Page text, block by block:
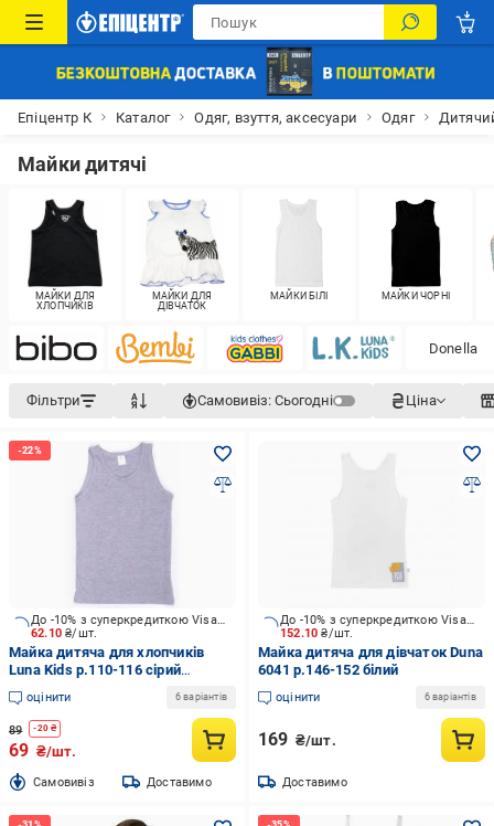
Епіцентр К Каталог Одяг, взуття, аксесуари Одяг
Майки дитячі
МАЙКИ ДЛЯ
ХЛОПЧИКІВ
МАЙКИ ДЛЯ
ДІВЧАТОК
МАЙКИ БІЛІ МАЙКИ ЧОРНІ
Donella
Фільтри Самовивіз: Сьогодні Ціна
62.10₴/шт.
До -10% з суперкредиткою Visa Вигода
Майка дитяча для хлопчиків
Luna Kids р.110-116 сірий
меланж MOR-2-1218/сірий
меланж/110-11
оцінити 6 варіантів
89 -20 ₴
69 ₴/шт.
Cамовивіз Доставимо
152.10₴/шт.
До -10% з суперкредиткою Visa Вигода
Майка дитяча для дівчаток Duna
6041 р.146-152 білий
оцінити 6 варіантів
169 ₴/шт.
Доставимо